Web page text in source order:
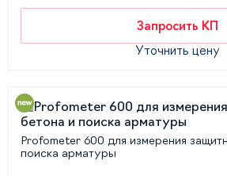
Запросить КП
Уточнить цену
Profometer 600 для измерения
поиска арматуры